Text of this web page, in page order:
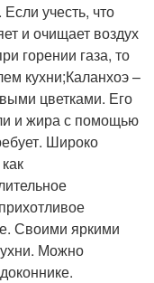
учесть, что
и очищает воздух
горении газа, то
кухни;Каланхоэ –
цветками. Его
и жира с помощью
Широко
Своими яркими
Можно